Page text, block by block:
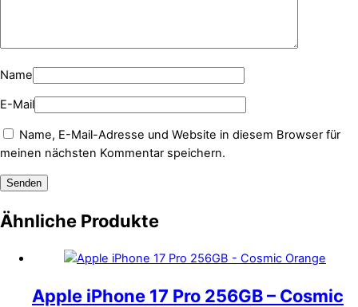
Name
E-Mail
Name, E-Mail-Adresse und Website in diesem Browser für
meinen nächsten Kommentar speichern.
Ähnliche Produkte
Apple iPhone 17 Pro 256GB – Cosmic